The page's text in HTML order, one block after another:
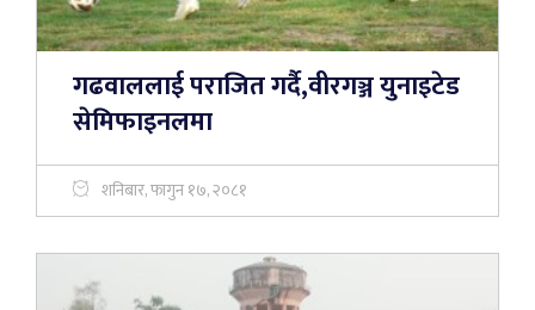
गढवाललाई पराजित गर्दै,वीरगञ्ज युनाइटेड
सेमिफाइनलमा
शनिबार, फागुन १७, २०८१